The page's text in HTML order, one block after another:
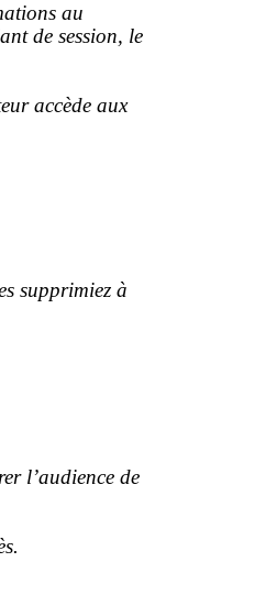
au
de session, le
accède aux
supprimiez à
l’audience de